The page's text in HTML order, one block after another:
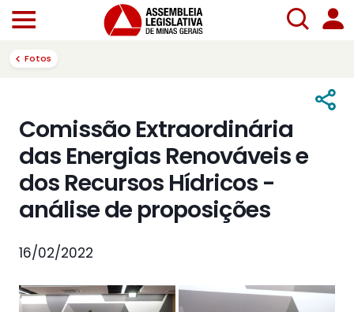
Fotos
Comissão Extraordinária
das Energias Renováveis e
dos Recursos Hídricos -
análise de proposições
16/02/2022